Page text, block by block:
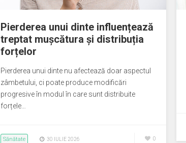
Pierderea unui dinte influențează
treptat mușcătura și distribuția
forțelor
Pierderea unui dinte nu afectează doar aspectul
zâmbetului, ci poate produce modificări
progresive în modul în care sunt distribuite
forțele…
Sănătate 30 IULIE 2026 0